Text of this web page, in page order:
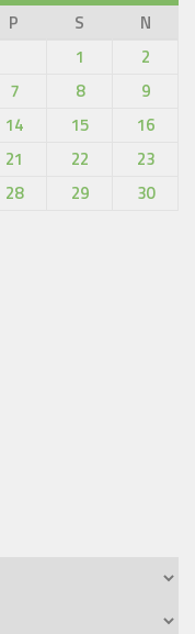
P S
N
1
2
7 8
9
14 15
16
21 22
23
28 29
30